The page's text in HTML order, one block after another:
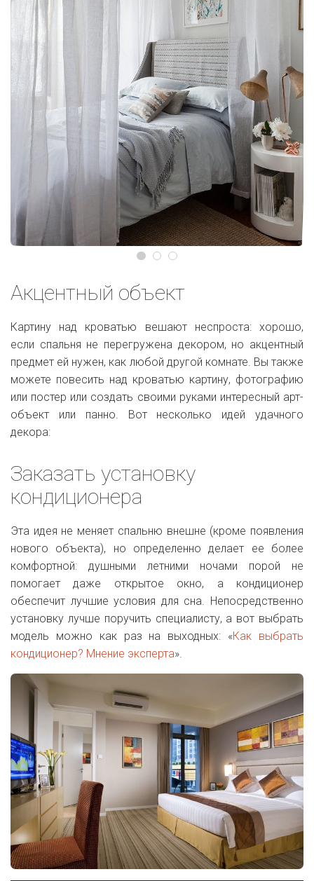
Акцентный объект
Картину над кроватью вешают неспроста: хорошо,
если спальня не перегружена декором, но акцентный
предмет ей нужен, как любой другой комнате. Вы также
можете повесить над кроватью картину, фотографию
или постер или создать своими руками интересный арт-
объект или панно. Вот несколько идей удачного
декора:
Заказать установку
кондиционера
Эта идея не меняет спальню внешне (кроме появления
нового объекта), но определенно делает ее более
комфортной: душными летними ночами порой не
помогает даже открытое окно, а кондиционер
обеспечит лучшие условия для сна. Непосредственно
установку лучше поручить специалисту, а вот выбрать
модель можно как раз на выходных: «Как выбрать
кондиционер? Мнение эксперта».